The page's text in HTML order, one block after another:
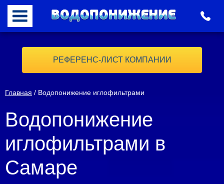
РЕФЕРЕНС-ЛИСТ КОМПАНИИ
Главная / Водопонижение иглофильтрами
Водопонижение
иглофильтрами в
Самаре